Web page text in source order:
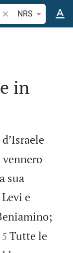
Ricerca verso
NRS
in
sua
e


5 Tutte le